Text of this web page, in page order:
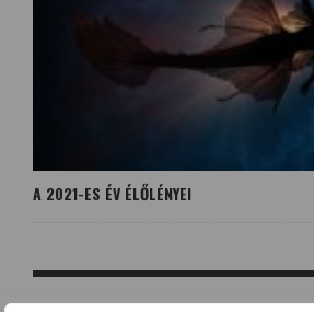
A 2021-ES ÉV ÉLŐLÉNYEI